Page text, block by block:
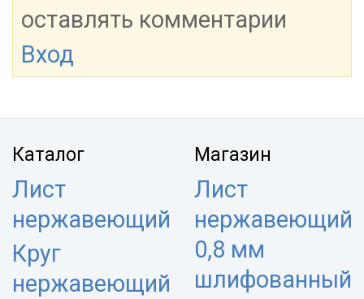
оставлять комментарии
Вход
Каталог
Лист
нержавеющий
Круг
нержавеющий
Магазин
Лист
нержавеющий
0,8 мм
шлифованный